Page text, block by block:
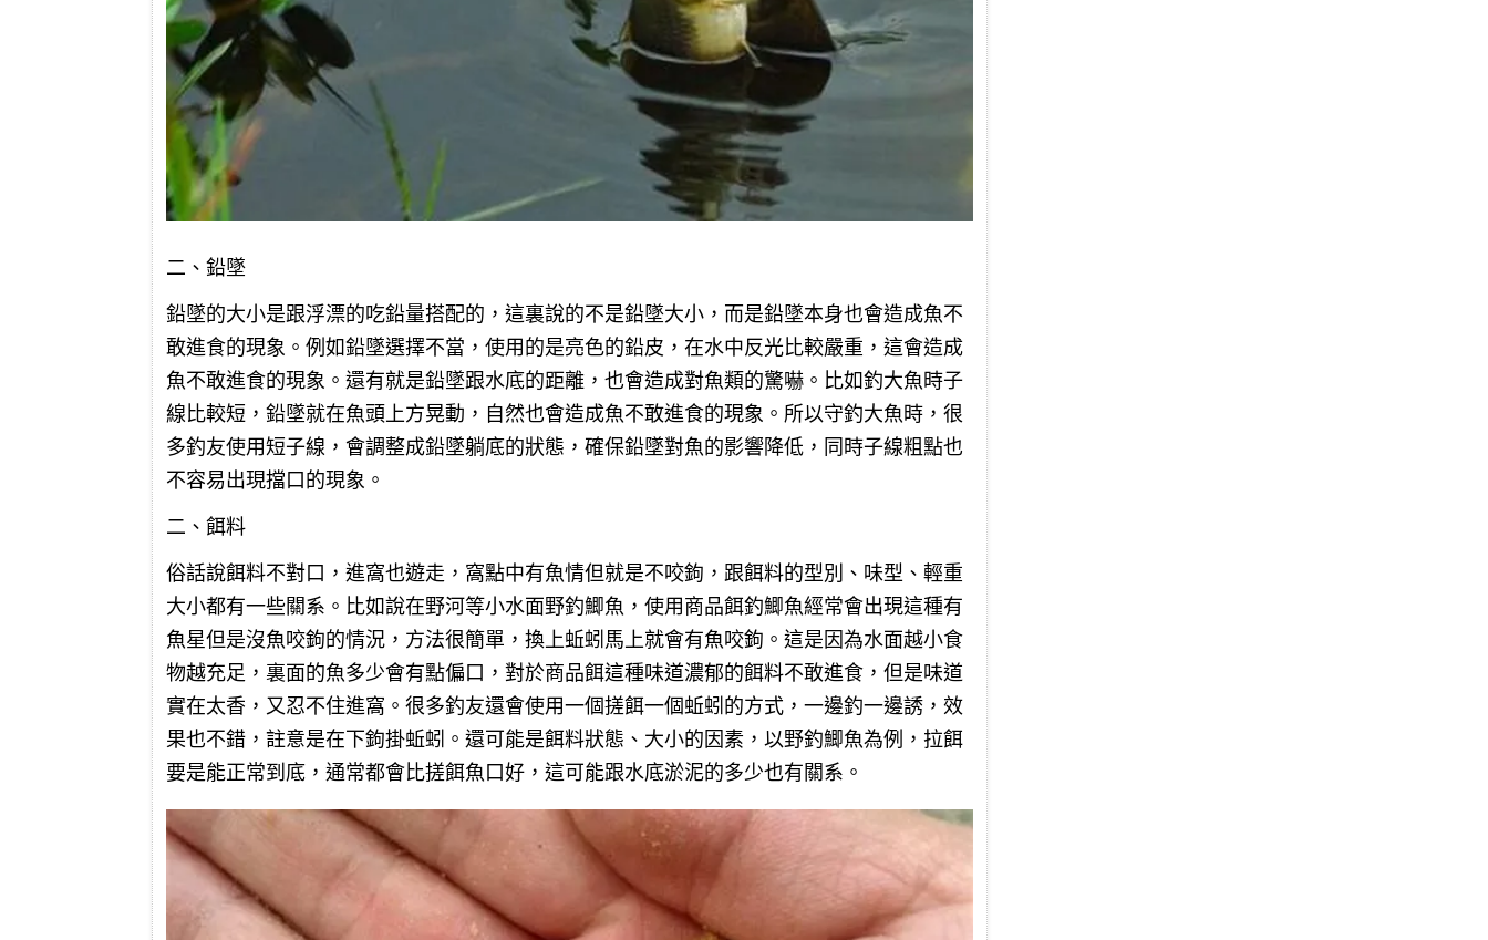
二、鉛墜
鉛墜的大小是跟浮漂的吃鉛量搭配的，這裏說的不是鉛墜大小，而是鉛墜本身也會造成魚不
敢進食的現象。例如鉛墜選擇不當，使用的是亮色的鉛皮，在水中反光比較嚴重，這會造成
魚不敢進食的現象。還有就是鉛墜跟水底的距離，也會造成對魚類的驚嚇。比如釣大魚時子
線比較短，鉛墜就在魚頭上方晃動，自然也會造成魚不敢進食的現象。所以守釣大魚時，很
多釣友使用短子線，會調整成鉛墜躺底的狀態，確保鉛墜對魚的影響降低，同時子線粗點也
不容易出現擋口的現象。
二、餌料
俗話說餌料不對口，進窩也遊走，窩點中有魚情但就是不咬鉤，跟餌料的型別、味型、輕重
大小都有一些關系。比如說在野河等小水面野釣鯽魚，使用商品餌釣鯽魚經常會出現這種有
魚星但是沒魚咬鉤的情況，方法很簡單，換上蚯蚓馬上就會有魚咬鉤。這是因為水面越小食
物越充足，裏面的魚多少會有點偏口，對於商品餌這種味道濃郁的餌料不敢進食，但是味道
實在太香，又忍不住進窩。很多釣友還會使用一個搓餌一個蚯蚓的方式，一邊釣一邊誘，效
果也不錯，註意是在下鉤掛蚯蚓。還可能是餌料狀態、大小的因素，以野釣鯽魚為例，拉餌
要是能正常到底，通常都會比搓餌魚口好，這可能跟水底淤泥的多少也有關系。